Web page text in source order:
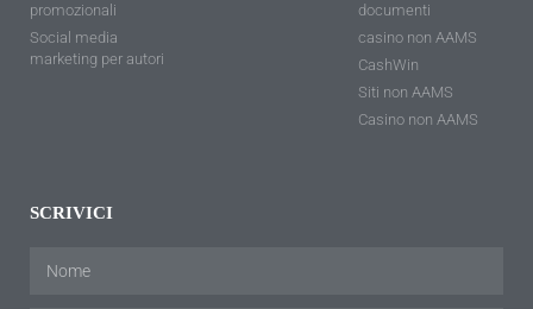
promozionali
Social media
marketing per autori
documenti
casino non AAMS
CashWin
Siti non AAMS
Casino non AAMS
SCRIVICI